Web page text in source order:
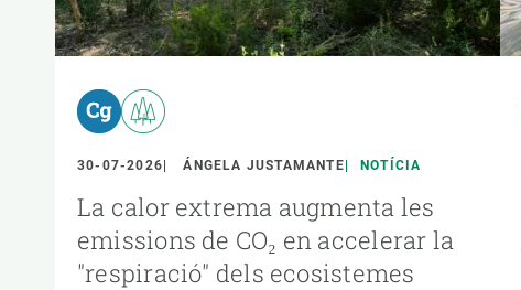
30-07-2026 ÁNGELA JUSTAMANTE NOTÍCIA
La calor extrema augmenta les
emissions de CO₂ en accelerar la
"respiració" dels ecosistemes